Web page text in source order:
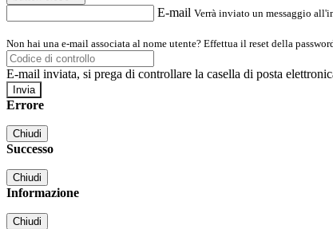
E-mail Verrà inviato un messaggio
Non hai una e-mail associata al nome utente? Effettua il reset della
E-mail inviata, si prega di controllare la casella di posta
Errore
Chiudi
Successo
Chiudi
Informazione
Chiudi